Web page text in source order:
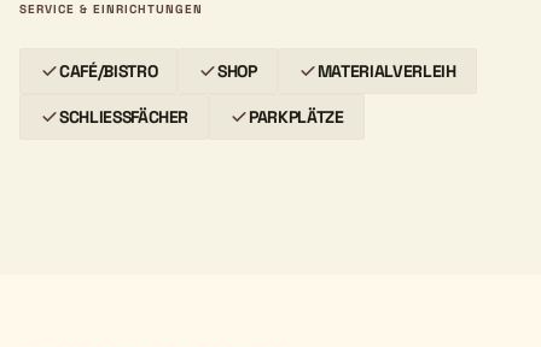
SERVICE & EINRICHTUNGEN
CAFÉ/BISTRO SHOP MATERIALVERLEIH
SCHLIESSFÄCHER PARKPLÄTZE